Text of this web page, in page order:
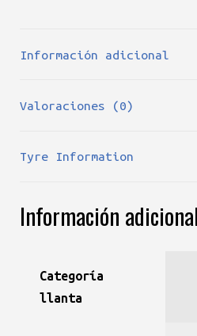
Información adicional
Valoraciones (0)
Tyre Information
Información adicional
Categoría
llanta